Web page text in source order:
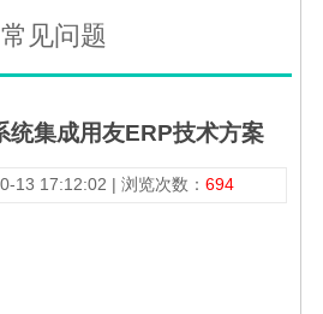
常见问题
统集成用友ERP技术方案
13 17:12:02 | 浏览次数： 694